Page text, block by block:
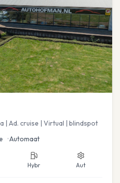
Ad. cruise | Virtual | blindspot
•Automaat
Hybr Aut